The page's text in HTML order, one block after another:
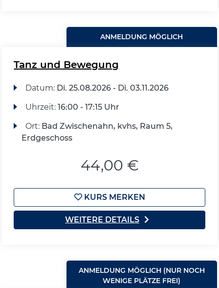
ANMELDUNG MÖGLICH
Tanz und Bewegung
Datum: Di. 25.08.2026 - Di. 03.11.2026
Uhrzeit: 16:00 - 17:15 Uhr
Ort: Bad Zwischenahn, kvhs, Raum 5,
Erdgeschoss
44,00 €
KURS MERKEN
WEITERE DETAILS
ANMELDUNG MÖGLICH (NUR NOCH
WENIGE PLÄTZE FREI)